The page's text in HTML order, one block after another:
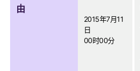
由
2015年7月11
日
00时00分